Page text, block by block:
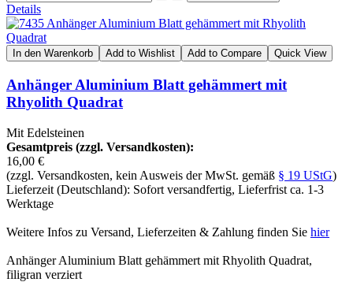
Details
In den Warenkorb Add to Wishlist Add to Compare Quick View
Anhänger Aluminium Blatt gehämmert mit
Rhyolith Quadrat
Mit Edelsteinen
Gesamtpreis (zzgl. Versandkosten):
16,00 €
(zzgl. Versandkosten, kein Ausweis der MwSt. gemäß § 19 UStG)
Lieferzeit (Deutschland): Sofort versandfertig, Lieferfrist ca. 1-3
Werktage
Weitere Infos zu Versand, Lieferzeiten & Zahlung finden Sie hier
Anhänger Aluminium Blatt gehämmert mit Rhyolith Quadrat,
filigran verziert